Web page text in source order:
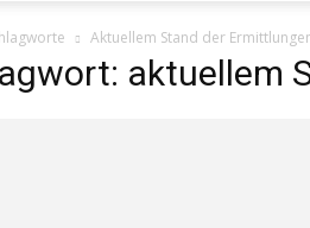
Aktuellem Stand der
aktuellem